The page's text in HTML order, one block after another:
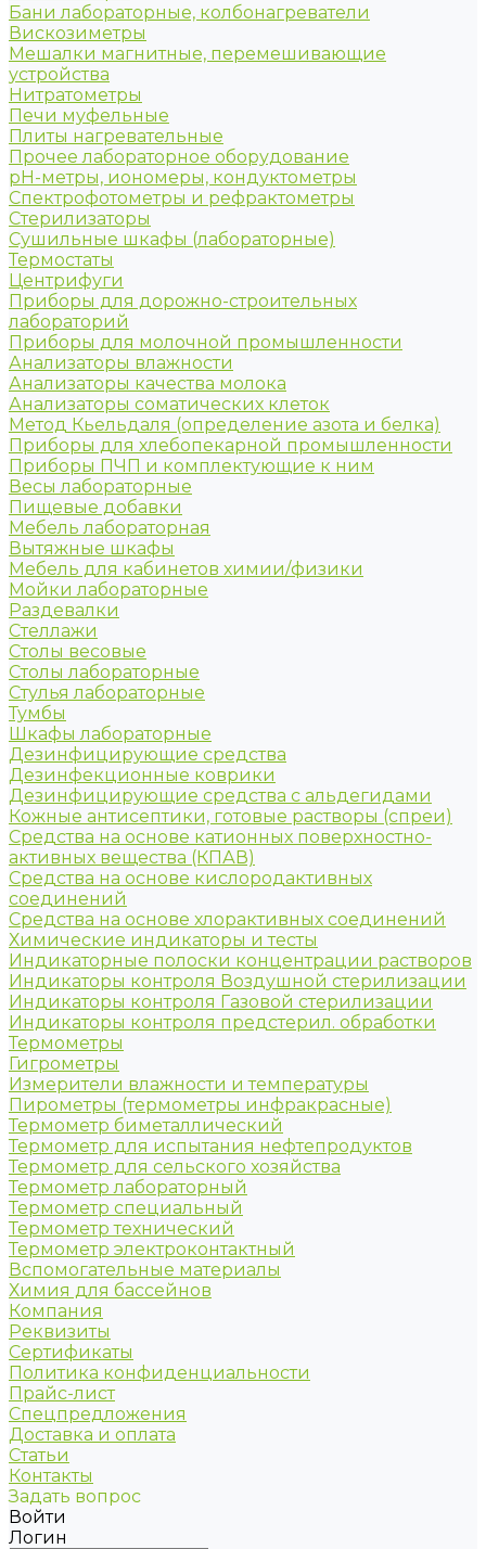
Бани лабораторные, колбонагреватели
Вискозиметры
Мешалки магнитные, перемешивающие
устройства
Нитратометры
Печи муфельные
Плиты нагревательные
Прочее лабораторное оборудование
рН-метры, иономеры, кондуктометры
Спектрофотометры и рефрактометры
Стерилизаторы
Сушильные шкафы (лабораторные)
Термостаты
Центрифуги
Приборы для дорожно-строительных
лабораторий
Приборы для молочной промышленности
Анализаторы влажности
Анализаторы качества молока
Анализаторы соматических клеток
Метод Кьельдаля (определение азота и белка)
Приборы для хлебопекарной промышленности
Приборы ПЧП и комплектующие к ним
Весы лабораторные
Пищевые добавки
Мебель лабораторная
Вытяжные шкафы
Мебель для кабинетов химии/физики
Мойки лабораторные
Раздевалки
Стеллажи
Столы весовые
Столы лабораторные
Стулья лабораторные
Тумбы
Шкафы лабораторные
Дезинфицирующие средства
Дезинфекционные коврики
Дезинфицирующие средства с альдегидами
Кожные антисептики, готовые растворы (спреи)
Средства на основе катионных поверхностно-
активных вещества (КПАВ)
Средства на основе кислородактивных
соединений
Средства на основе хлорактивных соединений
Химические индикаторы и тесты
Индикаторные полоски концентрации растворов
Индикаторы контроля Воздушной стерилизации
Индикаторы контроля Газовой стерилизации
Индикаторы контроля предстерил. обработки
Термометры
Гигрометры
Измерители влажности и температуры
Пирометры (термометры инфракрасные)
Термометр биметаллический
Термометр для испытания нефтепродуктов
Термометр для сельского хозяйства
Термометр лабораторный
Термометр специальный
Термометр технический
Термометр электроконтактный
Вспомогательные материалы
Химия для бассейнов
Компания
Реквизиты
Сертификаты
Политика конфиденциальности
Прайс-лист
Спецпредложения
Доставка и оплата
Статьи
Контакты
Задать вопрос
Войти
Логин